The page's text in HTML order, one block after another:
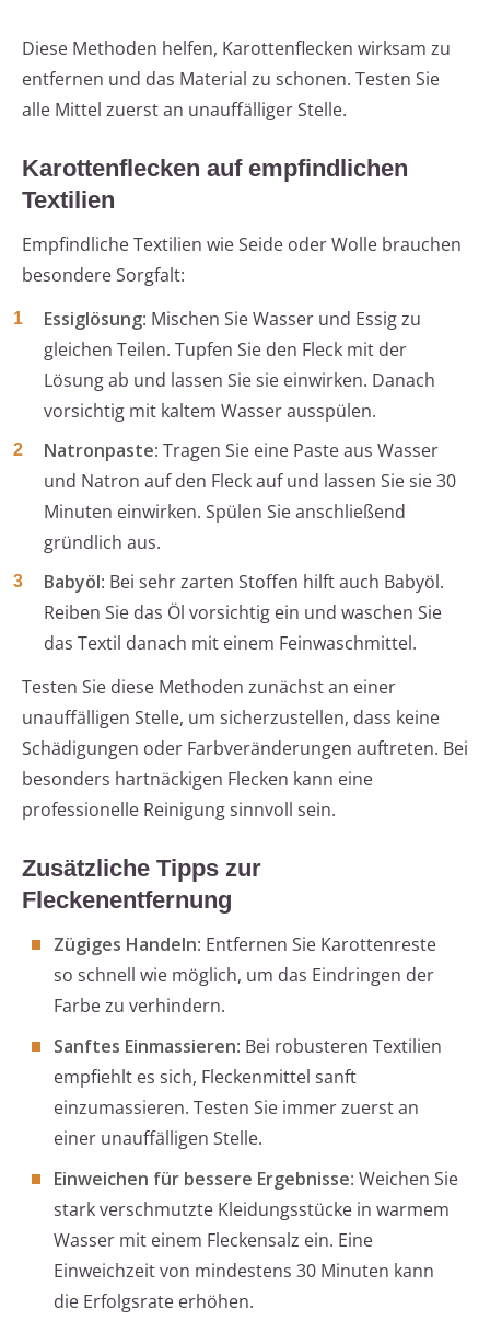
Diese Methoden helfen, Karottenflecken wirksam zu
entfernen und das Material zu schonen. Testen Sie
alle Mittel zuerst an unauffälliger Stelle.
Karottenflecken auf empfindlichen
Textilien
Empfindliche Textilien wie Seide oder Wolle brauchen
besondere Sorgfalt:
Essiglösung: Mischen Sie Wasser und Essig zu
gleichen Teilen. Tupfen Sie den Fleck mit der
Lösung ab und lassen Sie sie einwirken. Danach
vorsichtig mit kaltem Wasser ausspülen.
Natronpaste: Tragen Sie eine Paste aus Wasser
und Natron auf den Fleck auf und lassen Sie sie 30
Minuten einwirken. Spülen Sie anschließend
gründlich aus.
Babyöl: Bei sehr zarten Stoffen hilft auch Babyöl.
Reiben Sie das Öl vorsichtig ein und waschen Sie
das Textil danach mit einem Feinwaschmittel.
Testen Sie diese Methoden zunächst an einer
unauffälligen Stelle, um sicherzustellen, dass keine
Schädigungen oder Farbveränderungen auftreten. Bei
besonders hartnäckigen Flecken kann eine
professionelle Reinigung sinnvoll sein.
Zusätzliche Tipps zur
Fleckenentfernung
Zügiges Handeln: Entfernen Sie Karottenreste
so schnell wie möglich, um das Eindringen der
Farbe zu verhindern.
Sanftes Einmassieren: Bei robusteren Textilien
empfiehlt es sich, Fleckenmittel sanft
einzumassieren. Testen Sie immer zuerst an
einer unauffälligen Stelle.
Einweichen für bessere Ergebnisse: Weichen Sie
stark verschmutzte Kleidungsstücke in warmem
Wasser mit einem Fleckensalz ein. Eine
Einweichzeit von mindestens 30 Minuten kann
die Erfolgsrate erhöhen.